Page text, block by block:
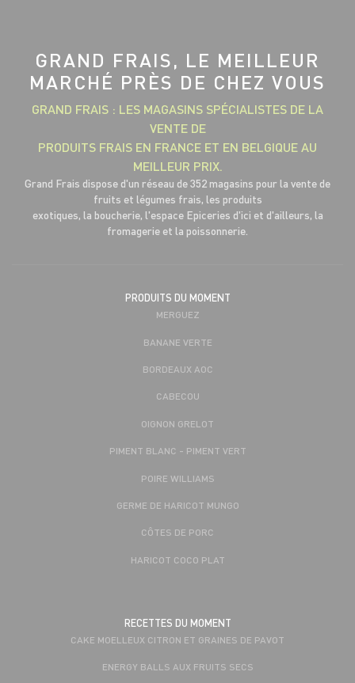
GRAND FRAIS, LE MEILLEUR
MARCHÉ PRÈS DE CHEZ VOUS
GRAND FRAIS : LES MAGASINS SPÉCIALISTES DE LA
VENTE DE
PRODUITS FRAIS EN FRANCE ET EN BELGIQUE AU
MEILLEUR PRIX.
Grand Frais dispose d'un réseau de 352 magasins pour la vente de
fruits et légumes frais, les produits
exotiques, la boucherie, l'espace Epiceries d'ici et d'ailleurs, la
fromagerie et la poissonnerie.
PRODUITS DU MOMENT
MERGUEZ
BANANE VERTE
BORDEAUX AOC
CABECOU
OIGNON GRELOT
PIMENT BLANC - PIMENT VERT
POIRE WILLIAMS
GERME DE HARICOT MUNGO
CÔTES DE PORC
HARICOT COCO PLAT
RECETTES DU MOMENT
CAKE MOELLEUX CITRON ET GRAINES DE PAVOT
ENERGY BALLS AUX FRUITS SECS